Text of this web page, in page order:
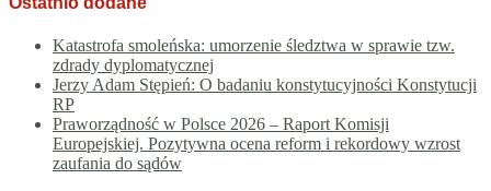
Katastrofa smoleńska: umorzenie śledztwa w sprawie tzw.
zdrady dyplomatycznej
Jerzy Adam Stępień: O badaniu konstytucyjności Konstytucji
RP
Praworządność w Polsce 2026 – Raport Komisji
Europejskiej. Pozytywna ocena reform i rekordowy wzrost
zaufania do sądów